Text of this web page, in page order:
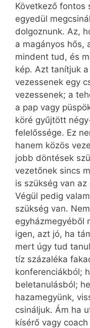
Következő fontos
egyedül
dolgoznunk. Az,
a magányos hős,
mindent tud, és
kép. Azt tanítjuk
vezessenek egy
vezessenek; a
a pap vagy
köré gyűjtött
felelőssége. Ez
hanem közös
jobb döntések
vezetőnek sincs
is szükség van
Végül pedig
szükség van.
egyházmegyéből
igen, azt jó, ha
mert úgy tud
tíz százaléka
konferenciákból;
beletanulásból;
hazamegyünk,
csináljuk. Ám ha
kísérő vagy